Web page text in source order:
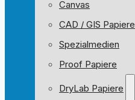
Canvas
CAD / GIS Papiere
Spezialmedien
Proof Papiere
DryLab Papiere